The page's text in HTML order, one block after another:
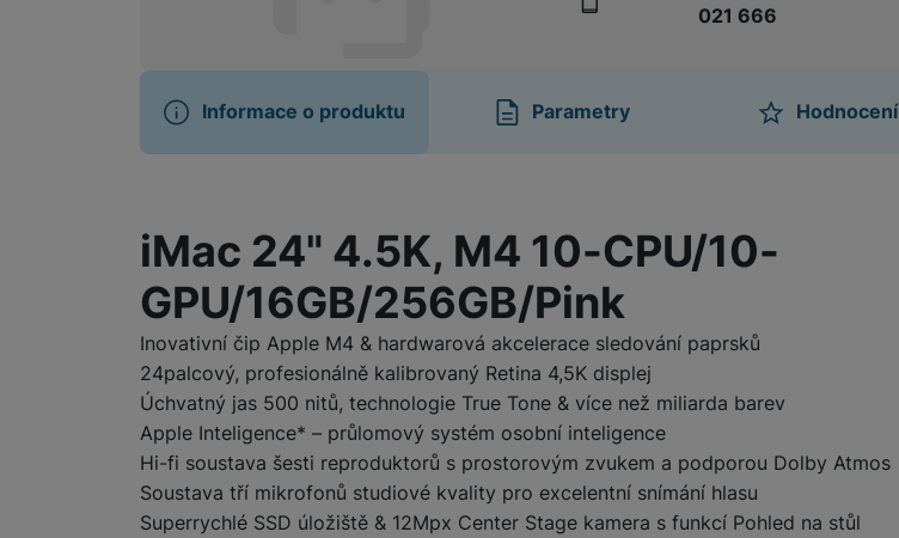
021 666
Informace o produktu Parametry Hodnocení
iMac 24" 4.5K, M4 10-CPU/10-
GPU/16GB/256GB/Pink
Inovativní čip Apple M4 & hardwarová akcelerace sledování paprsků
24palcový, profesionálně kalibrovaný Retina 4,5K displej
Úchvatný jas 500 nitů, technologie True Tone & více než miliarda barev
Apple Inteligence* – průlomový systém osobní inteligence
Hi-fi soustava šesti reproduktorů s prostorovým zvukem a podporou Dolby Atmos
Soustava tří mikrofonů studiové kvality pro excelentní snímání hlasu
Superrychlé SSD úložiště & 12Mpx Center Stage kamera s funkcí Pohled na stůl